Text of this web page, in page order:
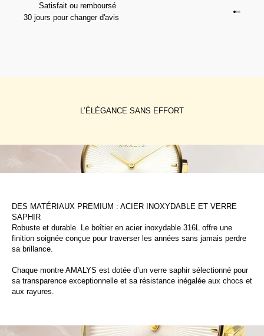
Satisfait ou remboursé
30 jours pour changer d'avis
Aller à
Aller à
Aller à
L’ÉLÉGANCE SANS EFFORT
DES MATÉRIAUX PREMIUM : ACIER INOXYDABLE ET VERRE
SAPHIR
Robuste et durable. Le boîtier en acier inoxydable 316L offre une
finition soignée conçue pour traverser les années sans jamais perdre
sa brillance.
Chaque montre AMALYS est dotée d’un verre saphir sélectionné pour
sa transparence exceptionnelle et sa résistance inégalée aux chocs et
aux rayures.